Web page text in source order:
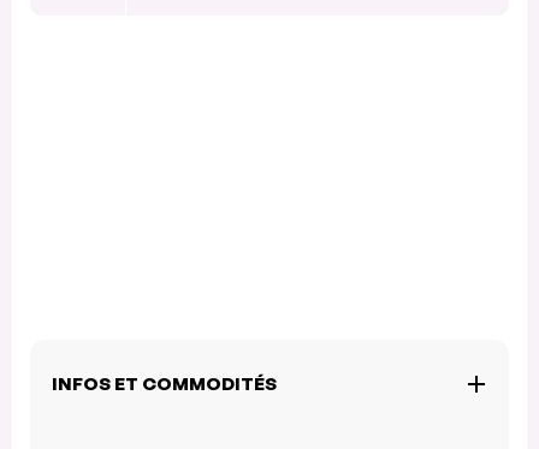
INFOS ET COMMODITÉS